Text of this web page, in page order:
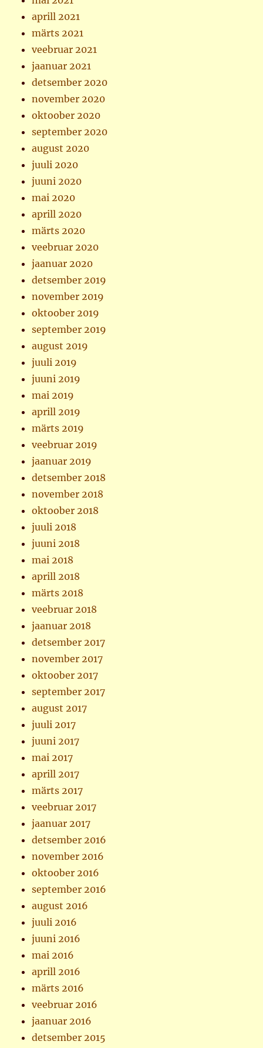
aprill 2021
märts 2021
veebruar 2021
jaanuar 2021
detsember 2020
november 2020
oktoober 2020
september 2020
august 2020
juuli 2020
juuni 2020
mai 2020
aprill 2020
märts 2020
veebruar 2020
jaanuar 2020
detsember 2019
november 2019
oktoober 2019
september 2019
august 2019
juuli 2019
juuni 2019
mai 2019
aprill 2019
märts 2019
veebruar 2019
jaanuar 2019
detsember 2018
november 2018
oktoober 2018
juuli 2018
juuni 2018
mai 2018
aprill 2018
märts 2018
veebruar 2018
jaanuar 2018
detsember 2017
november 2017
oktoober 2017
september 2017
august 2017
juuli 2017
juuni 2017
mai 2017
aprill 2017
märts 2017
veebruar 2017
jaanuar 2017
detsember 2016
november 2016
oktoober 2016
september 2016
august 2016
juuli 2016
juuni 2016
mai 2016
aprill 2016
märts 2016
veebruar 2016
jaanuar 2016
detsember 2015